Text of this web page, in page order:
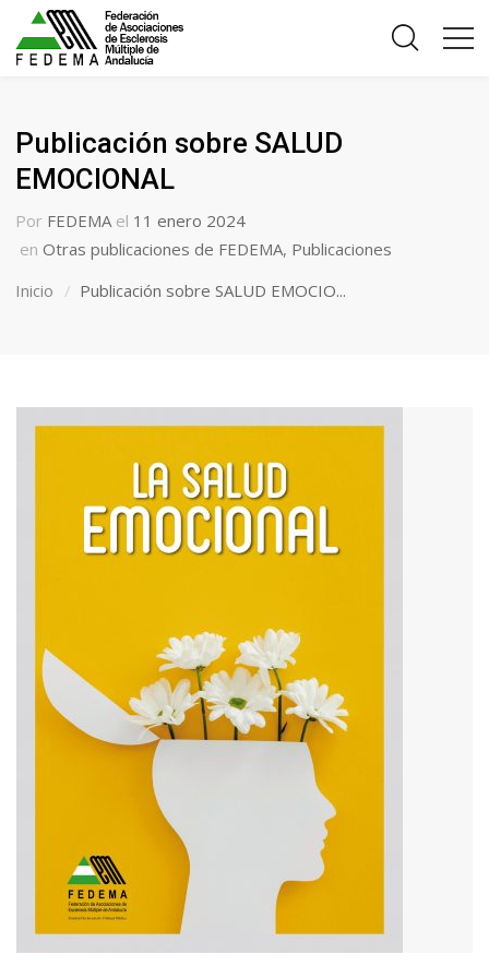
Publicación sobre SALUD
EMOCIONAL
Por FEDEMA el 11 enero 2024
en Otras publicaciones de FEDEMA, Publicaciones
Inicio
Publicación sobre SALUD EMOCIO...